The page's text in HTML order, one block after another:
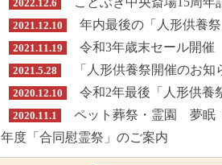
2022.12.6
2021.12.10 年内最後の「人形供養
2021.11.19 令和3年歳末セール開催
2021.5.28 「人形供養祭開催のお知
2020.12.10 令和2年最後「人形供養
2020.11.1
ペット葬祭・霊園 夢眠
年度「合同慰霊祭」のご案内